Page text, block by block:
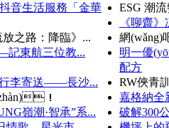
抖音生活服務「金華
ESG 潮流
《聊齋
之路：降臨》...
網(wǎng)
記東航三位教...
明一優
配方
、行李寄送——長沙...
RW俠青
！
嘉格納全
嶺潮·智承”系...
破解300